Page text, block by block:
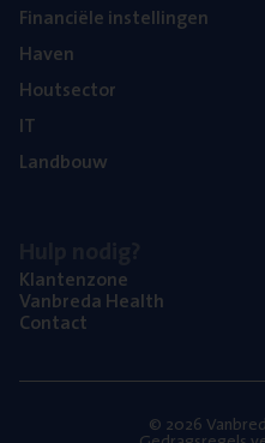
Finan­ci­ë­le instellingen
Haven
Hout­sec­tor
IT
Land­bouw
Klan­ten­zo­ne
Van­b­re­da Health
Con­tact
© 2026